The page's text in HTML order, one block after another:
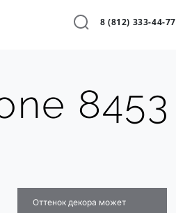
8 (812) 333-44-77
8453
Оттенок декора может